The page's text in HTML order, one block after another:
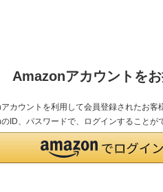
Amazonアカウントを
カウントを利用して会員登録されたお客
ID、パスワードで、ログインすることが